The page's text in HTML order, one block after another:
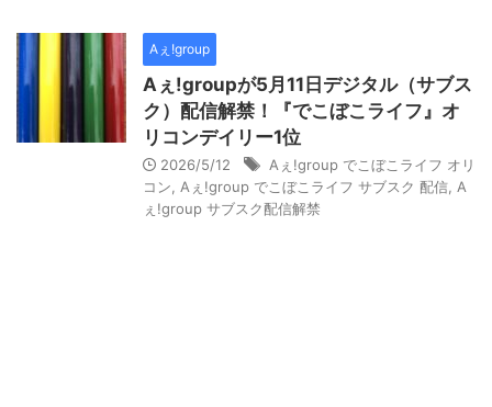
Aぇ!group
Aぇ!groupが5月11日デジタル（サブス
ク）配信解禁！『でこぼこライフ』オ
リコンデイリー1位
2026/5/12
Aぇ!group でこぼこライフ オリ
コン
Aぇ!group でこぼこライフ サブスク 配信 A
ぇ!group サブスク配信解禁